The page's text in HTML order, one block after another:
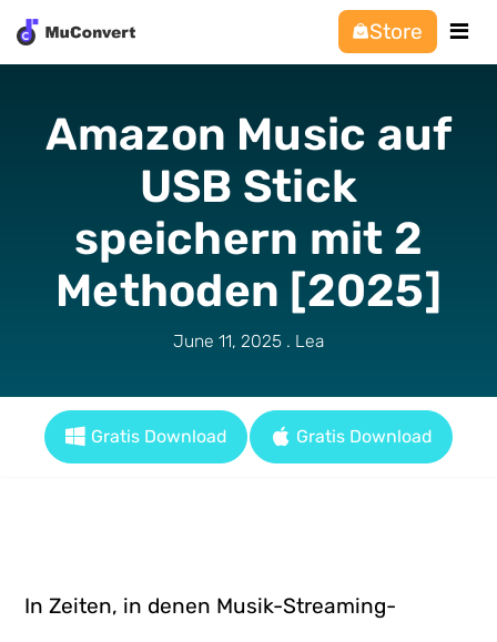
Store
Amazon Music auf
USB Stick
speichern mit 2
Methoden [2025]
June 11, 2025 . Lea
Gratis Download Gratis Download
In Zeiten, in denen Musik-Streaming-